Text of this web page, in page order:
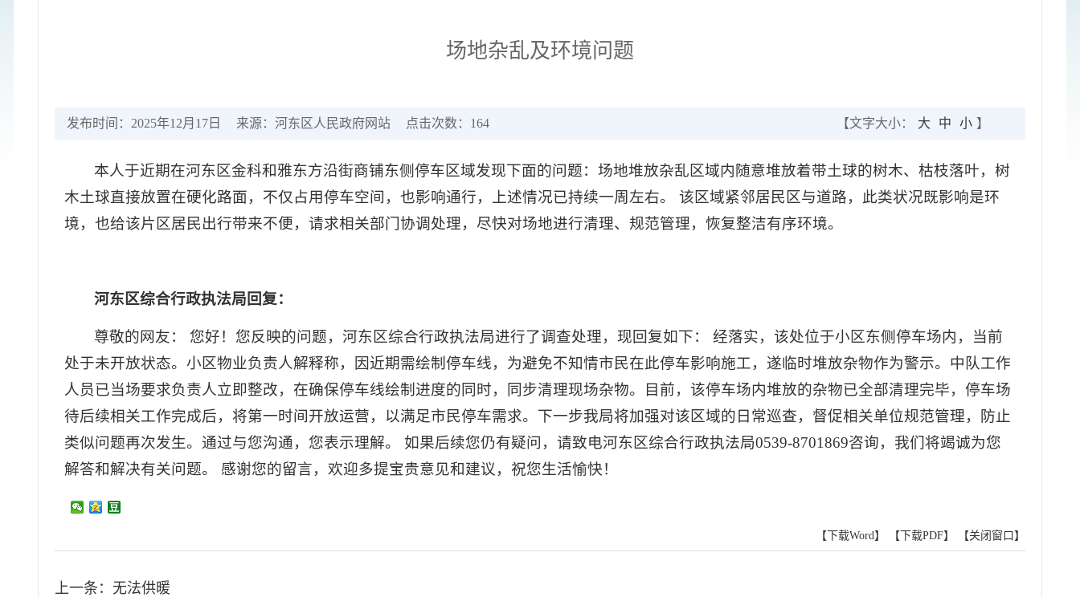
场地杂乱及环境问题
发布时间：2025年12月17日 来源：河东区人民政府网站 点击次数： 164 【文字大小： 大 中 小 】
本人于近期在河东区金科和雅东方沿街商铺东侧停车区域发现下面的问题：场地堆放杂乱区域内随意堆放着带土球的树木、枯枝落叶，树
木土球直接放置在硬化路面，不仅占用停车空间，也影响通行，上述情况已持续一周左右。 该区域紧邻居民区与道路，此类状况既影响是环
境，也给该片区居民出行带来不便，请求相关部门协调处理，尽快对场地进行清理、规范管理，恢复整洁有序环境。
河东区综合行政执法局回复：
尊敬的网友： 您好！您反映的问题，河东区综合行政执法局进行了调查处理，现回复如下： 经落实，该处位于小区东侧停车场内，当前
处于未开放状态。小区物业负责人解释称，因近期需绘制停车线，为避免不知情市民在此停车影响施工，遂临时堆放杂物作为警示。中队工作
人员已当场要求负责人立即整改，在确保停车线绘制进度的同时，同步清理现场杂物。目前，该停车场内堆放的杂物已全部清理完毕，停车场
待后续相关工作完成后，将第一时间开放运营，以满足市民停车需求。下一步我局将加强对该区域的日常巡查，督促相关单位规范管理，防止
类似问题再次发生。通过与您沟通，您表示理解。 如果后续您仍有疑问，请致电河东区综合行政执法局0539-8701869咨询，我们将竭诚为您
解答和解决有关问题。 感谢您的留言，欢迎多提宝贵意见和建议，祝您生活愉快！
【下载Word】 【下载PDF】 【关闭窗口】
上一条： 无法供暖